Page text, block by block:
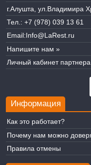
г.Алушта, ул.Владимира
Тел.: +7 (978) 039 13 61
Email:Info@LaRest.ru
Напишите нам »
Личный кабинет
Информация
Как это работает?
Почему нам можно
Правила отмены